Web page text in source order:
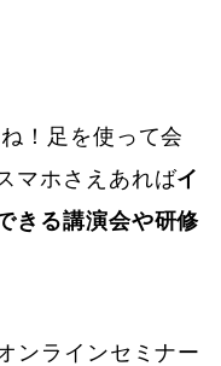
！足を使って会
マホさえあればイ
きる講演会や研修
ンラインセミナー